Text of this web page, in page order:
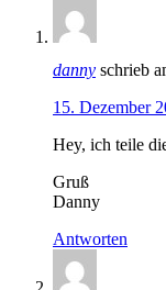
danny schrieb
15. Dezember
Hey, ich teile
Gruß
Danny
Antworten